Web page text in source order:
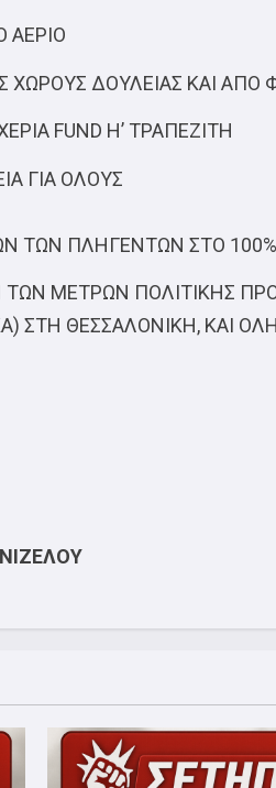
ΑΕΡΙΟ
ΧΩΡΟΥΣ ΔΟΥΛΕΙΑΣ ΚΑΙ ΑΠΟ
FUND Η’ ΤΡΑΠΕΖΙΤΗ
ΓΙΑ ΟΛΟΥΣ
ΠΛΗΓΕΝΤΩΝ ΣΤΟ 100%,
ΜΕΤΡΩΝ ΠΟΛΙΤΙΚΗΣ
ΣΤΗ ΘΕΣΣΑΛΟΝΙΚΗ, ΚΑΙ